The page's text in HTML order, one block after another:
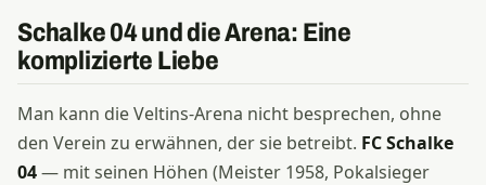
Schalke 04 und die Arena: Eine
komplizierte Liebe
Man kann die Veltins-Arena nicht besprechen, ohne
den Verein zu erwähnen, der sie betreibt. FC Schalke
04— mit seinen Höhen (Meister 1958, Pokalsieger